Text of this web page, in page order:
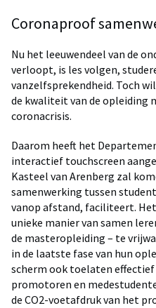
Coronaproof
Nu het leeuwendeel van de
verloopt, is les volgen,
vanzelfsprekendheid. Toch
de kwaliteit van de opleiding
coronacrisis.
Daarom heeft het
interactief touchscreen
Kasteel van Arenberg zal
samenwerking tussen
vanop afstand, faciliteert.
unieke manier van samen
de masteropleiding – te
in de laatste fase van hun
scherm ook toelaten
promotoren en
de CO2-voetafdruk van het